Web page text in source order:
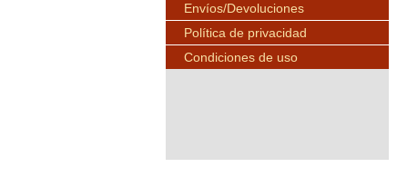
Envíos/Devoluciones
Política de privacidad
Condiciones de uso